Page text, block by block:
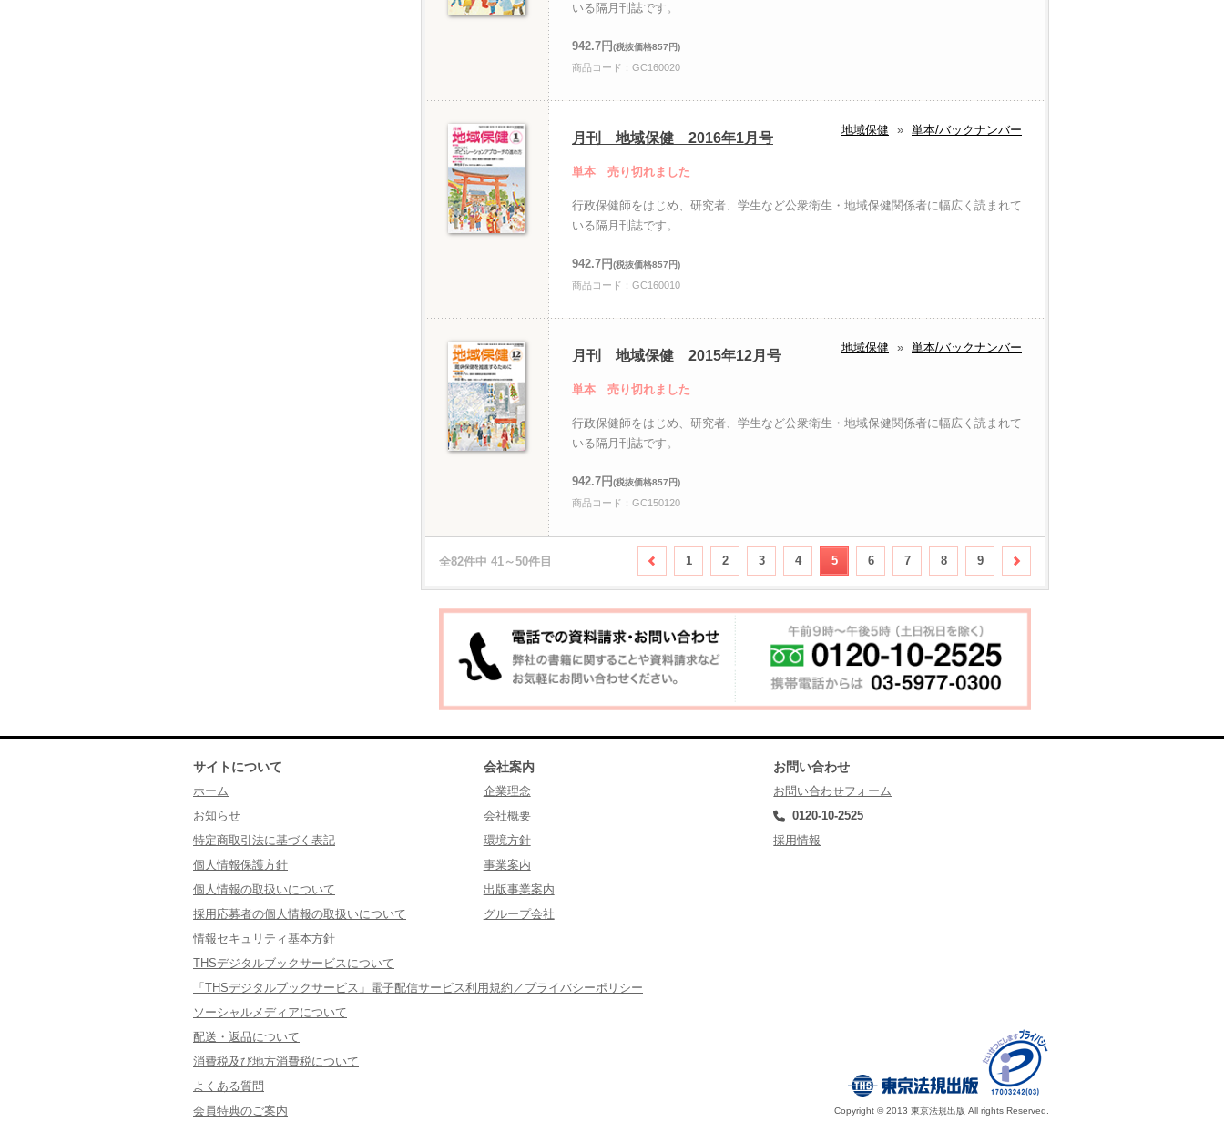
いる隔月刊誌です。
942.7円(税抜価格857円)
商品コード：GC160020
地域保健 » 単本/バックナンバー
月刊 地域保健 2016年1月号
単本 売り切れました
行政保健師をはじめ、研究者、学生など公衆衛生・地域保健関係者に幅広く読まれて
いる隔月刊誌です。
942.7円(税抜価格857円)
商品コード：GC160010
地域保健 » 単本/バックナンバー
月刊 地域保健 2015年12月号
単本 売り切れました
行政保健師をはじめ、研究者、学生など公衆衛生・地域保健関係者に幅広く読まれて
いる隔月刊誌です。
942.7円(税抜価格857円)
商品コード：GC150120
全82件中 41～50件目 1 2 3 4 5 6 7 8 9
サイトについて
ホーム
お知らせ
特定商取引法に基づく表記
個人情報保護方針
個人情報の取扱いについて
採用応募者の個人情報の取扱いについて
情報セキュリティ基本方針
THSデジタルブックサービスについて
「THSデジタルブックサービス」電子配信サービス利用規約／プライバシーポリシー
ソーシャルメディアについて
配送・返品について
消費税及び地方消費税について
よくある質問
会員特典のご案内
会社案内
企業理念
会社概要
環境方針
事業案内
出版事業案内
グループ会社
お問い合わせ
お問い合わせフォーム
0120-10-2525
採用情報
Copyright © 2013 東京法規出版 All rights Reserved.